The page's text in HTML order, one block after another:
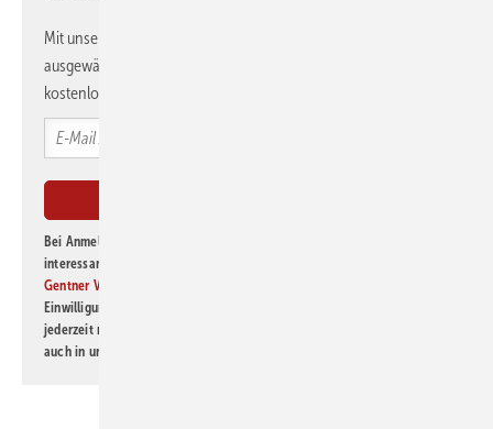
Mit unserem Newsletter erhalten Sie regelmäßig von uns
ausgewählte Informationen und Neuigkeiten, gebündelt und
kostenlos direkt ins Postfach.
Bei Anmeldung zu diesem Newsletter bin ich damit einverstanden, über
interessante Verlags- und Online-Angebote
Gentner Verlag GmbH & Co. KG
Einwilligung kann ich jederzeit widerrufen und eine Abmeldung ist
jederzeit möglich. Informationen zum Umgang mit Daten finden Sie
auch in unserer